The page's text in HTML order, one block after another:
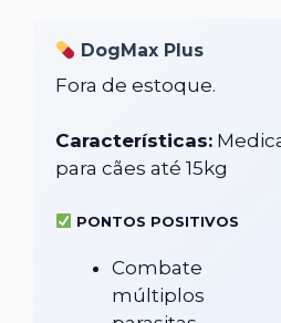
DogMax Plus
Fora de estoque.
Características:
para cães até 15kg
PONTOS POSITIVOS
Combate
múltiplos